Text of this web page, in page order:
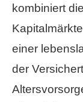
kombiniert
einer
der